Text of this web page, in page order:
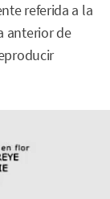
referida a la
anterior de